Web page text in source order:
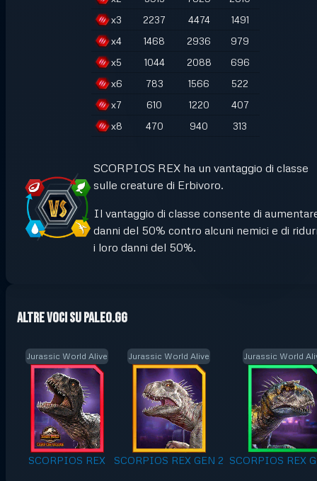
x3 2237 4474
1491
x4 1468 2936
979
x5 1044 2088
696
x6 783 1566
522
x7 610 1220
407
x8 470 940 313
SCORPIOS REX ha un vantaggio di classe
sulle creature di Erbivoro.
Il vantaggio di classe consente di
danni del 50% contro alcuni nemici e di
i loro danni del 50%.
Altre voci su Paleo.GG
Jurassic World Alive
SCORPIOS REX
Jurassic World Alive
SCORPIOS REX GEN 2
Jurassic World
SCORPIOS REX